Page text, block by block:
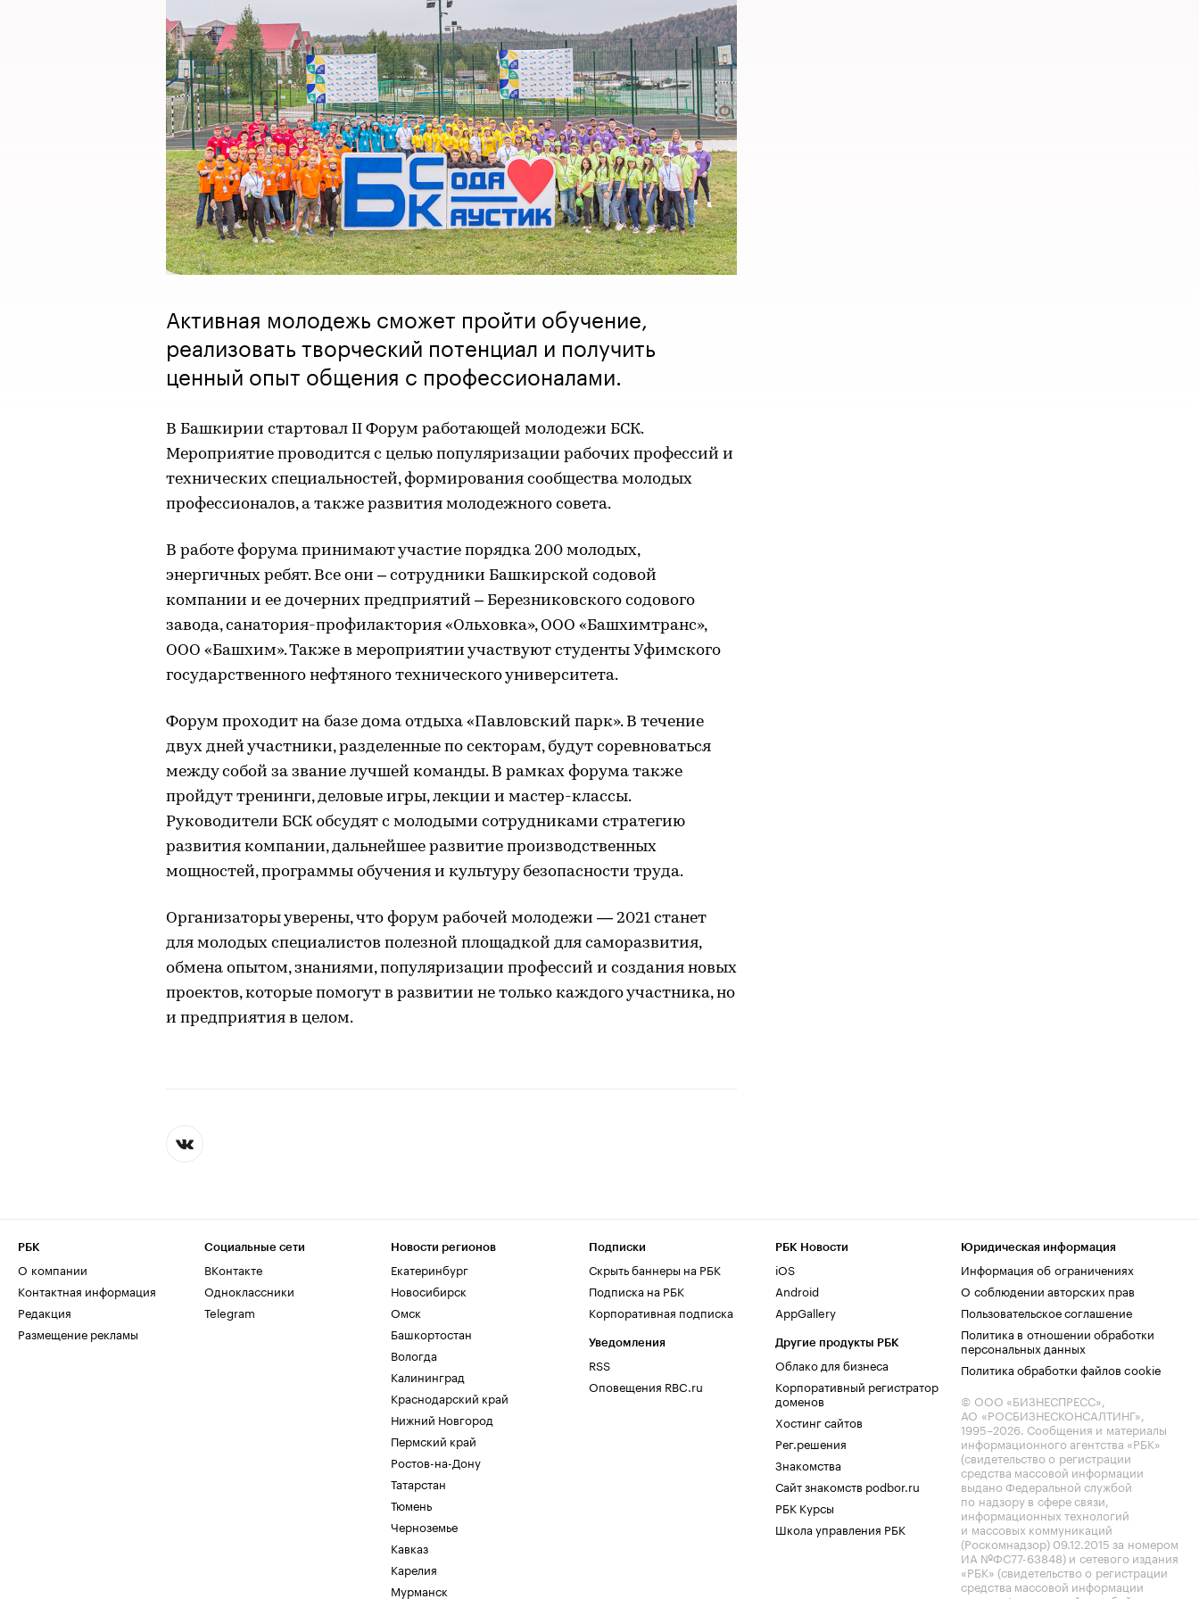
Активная молодежь сможет пройти обучение,
реализовать творческий потенциал и получить
ценный опыт общения с профессионалами.
В Башкирии стартовал II Форум работающей молодежи БСК.
Мероприятие проводится с целью популяризации рабочих профессий и
технических специальностей, формирования сообщества молодых
профессионалов, а также развития молодежного совета.
В работе форума принимают участие порядка 200 молодых,
энергичных ребят. Все они – сотрудники Башкирской содовой
компании и ее дочерних предприятий – Березниковского содового
завода, санатория-профилактория «Ольховка», ООО «Башхимтранс»,
ООО «Башхим». Также в мероприятии участвуют студенты Уфимского
государственного нефтяного технического университета.
Форум проходит на базе дома отдыха «Павловский парк». В течение
двух дней участники, разделенные по секторам, будут соревноваться
между собой за звание лучшей команды. В рамках форума также
пройдут тренинги, деловые игры, лекции и мастер-классы.
Руководители БСК обсудят с молодыми сотрудниками стратегию
развития компании, дальнейшее развитие производственных
мощностей, программы обучения и культуру безопасности труда.
Организаторы уверены, что форум рабочей молодежи — 2021 станет
для молодых специалистов полезной площадкой для саморазвития,
обмена опытом, знаниями, популяризации профессий и создания новых
проектов, которые помогут в развитии не только каждого участника, но
и предприятия в целом.
РБК
О компании
Контактная информация
Редакция
Размещение рекламы
Социальные сети
ВКонтакте
Одноклассники
Telegram
Новости регионов
Екатеринбург
Новосибирск
Омск
Башкортостан
Вологда
Калининград
Краснодарский край
Нижний Новгород
Пермский край
Ростов-на-Дону
Татарстан
Тюмень
Черноземье
Кавказ
Карелия
Мурманск
Подписки
Скрыть баннеры на РБК
Подписка на РБК
Корпоративная подписка
Уведомления
RSS
Оповещения RBC.ru
РБК Новости
iOS
Android
AppGallery
Другие продукты РБК
Облако для бизнеса
Корпоративный регистратор
доменов
Хостинг сайтов
Рег.решения
Знакомства
Сайт знакомств podbor.ru
РБК Курсы
Школа управления РБК
Юридическая информация
Информация об ограничениях
О соблюдении авторских прав
Пользовательское соглашение
Политика в отношении обработки
персональных данных
Политика обработки файлов cookie
© ООО «БИЗНЕСПРЕСС»,
АО «РОСБИЗНЕСКОНСАЛТИНГ»,
1995–2026. Сообщения и материалы
информационного агентства «РБК»
(свидетельство о регистрации
средства массовой информации
выдано Федеральной службой
по надзору в сфере связи,
информационных технологий
и массовых коммуникаций
(Роскомнадзор) 09.12.2015 за номером
ИА №ФС77-63848) и сетевого издания
«РБК» (свидетельство о регистрации
средства массовой информации